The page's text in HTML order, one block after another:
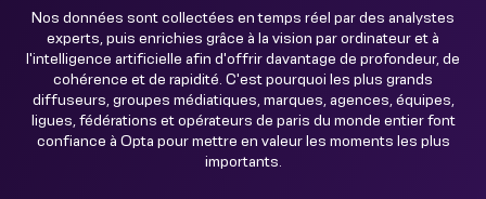
Nos données sont collectées en temps réel par des analystes
experts, puis enrichies grâce à la vision par ordinateur et à
l'intelligence artificielle afin d'offrir davantage de profondeur, de
cohérence et de rapidité. C'est pourquoi les plus grands
diffuseurs, groupes médiatiques, marques, agences, équipes,
ligues, fédérations et opérateurs de paris du monde entier font
confiance à Opta pour mettre en valeur les moments les plus
importants.